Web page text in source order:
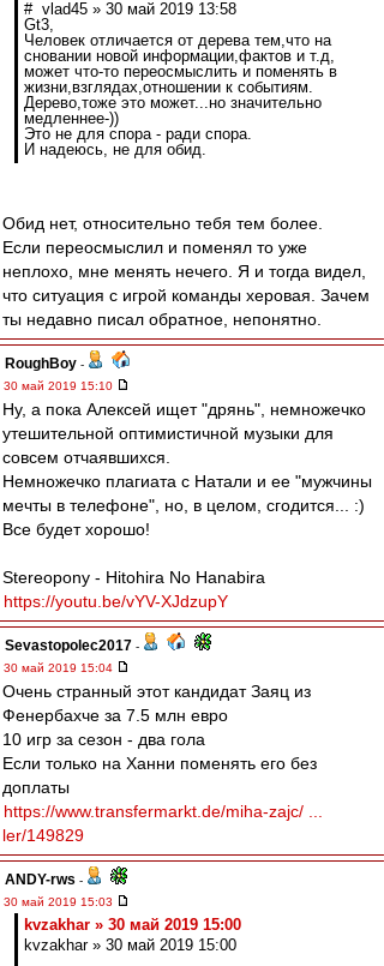
# vlad45 » 30 май 2019 13:58
Gt3,
Человек отличается от дерева тем,что на
сновании новой информации,фактов и т.д,
может что-то переосмыслить и поменять в
жизни,взглядах,отношении к событиям.
Дерево,тоже это может...но значительно
медленнее-))
Это не для спора - ради спора.
И надеюсь, не для обид.
Обид нет, относительно тебя тем более.
Если переосмыслил и поменял то уже
неплохо, мне менять нечего. Я и тогда видел,
что ситуация с игрой команды херовая. Зачем
ты недавно писал обратное, непонятно.
RoughBoy -
30 май 2019 15:10
Ну, а пока Алексей ищет "дрянь", немножечко
утешительной оптимистичной музыки для
совсем отчаявшихся.
Немножечко плагиата с Натали и ее "мужчины
мечты в телефоне", но, в целом, сгодится... :)
Все будет хорошо!
Stereopony - Hitohira No Hanabira
https://youtu.be/vYV-XJdzupY
Sevastopolec2017 -
30 май 2019 15:04
Очень странный этот кандидат Заяц из
Фенербахче за 7.5 млн евро
10 игр за сезон - два гола
Если только на Ханни поменять его без
доплаты
https://www.transfermarkt.de/miha-zajc/ ...
ler/149829
ANDY-rws -
30 май 2019 15:03
kvzakhar » 30 май 2019 15:00
kvzakhar » 30 май 2019 15:00